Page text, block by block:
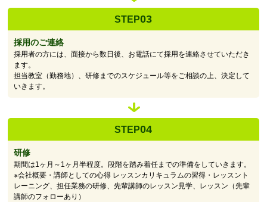
STEP03
採用のご連絡
採用者の方には、面接から数日後、お電話にて採用を連絡させていただき
ます。
担当教室（勤務地）、研修までのスケジュール等をご相談の上、決定して
いきます。
STEP04
研修
期間は1ヶ月～1ヶ月半程度。段階を踏み着任までの準備をしていきます。
※会社概要・講師としての心得 レッスンカリキュラムの習得・レッスント
レーニング、担任業務の研修、先輩講師のレッスン見学、レッスン（先輩
講師のフォローあり）